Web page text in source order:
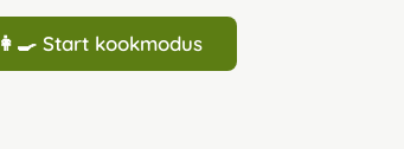
👩‍🍳 Start kookmodus